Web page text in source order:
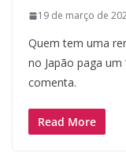
19 de março de
Quem tem uma
no Japão paga
comenta.
Read More